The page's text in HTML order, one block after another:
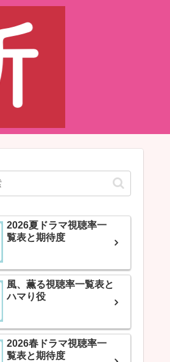
2026夏ドラマ視聴率一
覧表と期待度
風、薫る視聴率一覧表と
ハマり役
2026春ドラマ視聴率一
覧表と期待度